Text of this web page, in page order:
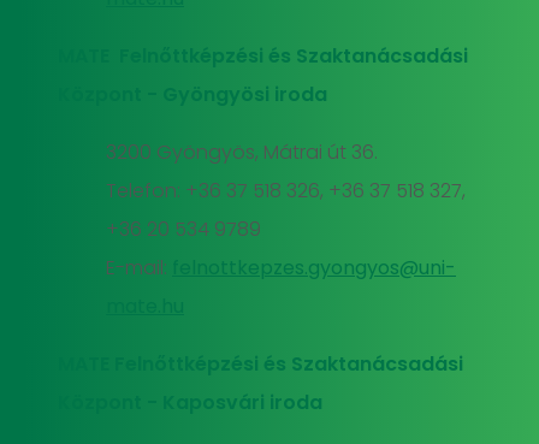
MATE Felnőttképzési és Szaktanácsadási
Központ - Gyöngyösi iroda
3200 Gyöngyös, Mátrai út 36.
Telefon: +36 37 518 326, +36 37 518 327,
+36 20 534 9789
E-mail:
felnottkepzes.gyongyos@uni-
MATE Felnőttképzési és Szaktanácsadási
Központ - Kaposvári iroda